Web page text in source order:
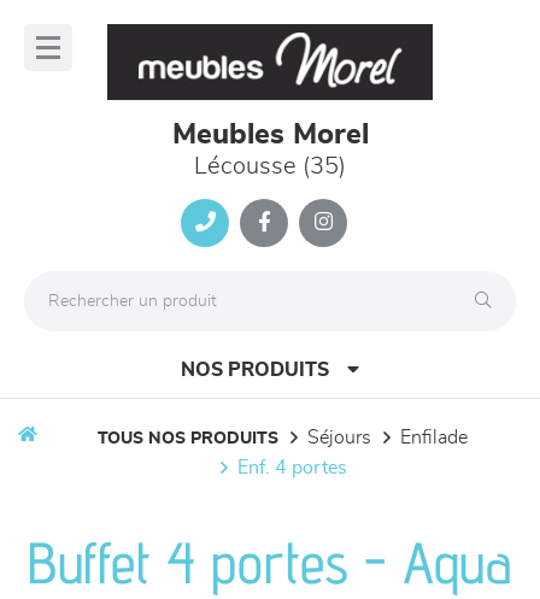
Meubles Morel
Lécousse (35)
NOS PRODUITS
séjours
TOUS NOS PRODUITS séjours
enfilade
enf. 4 portes
Buffet 4 portes - Aqua